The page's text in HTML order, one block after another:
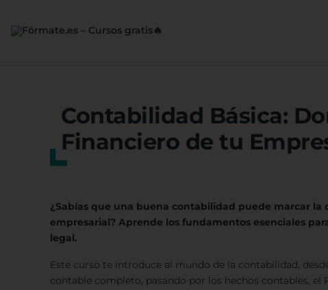
Contabilidad Básica:
Financiero de tu
¿Sabías que una buena contabilidad puede marcar la
empresarial? Aprende los fundamentos esenciales
legal.
Este curso te introduce al mundo de la contabilidad,
contable completo, pasando por los hechos contables, el